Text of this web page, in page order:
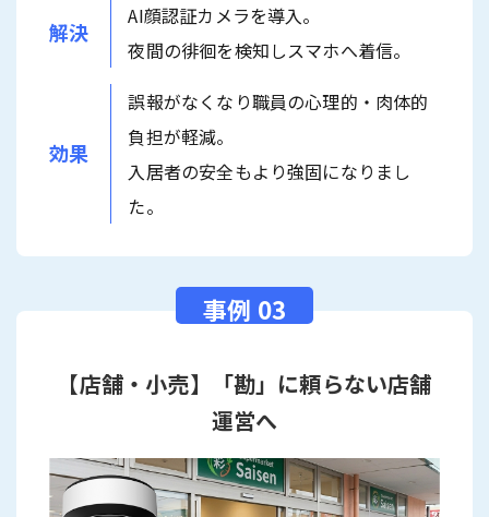
解決
AI顔認証カメラを導入。
夜間の徘徊を検知しスマホへ着信。
効果
誤報がなくなり職員の心理的・肉体的
負担が軽減。
入居者の安全もより強固になりまし
た。
【店舗・小売】「勘」に頼らない店舗
運営へ